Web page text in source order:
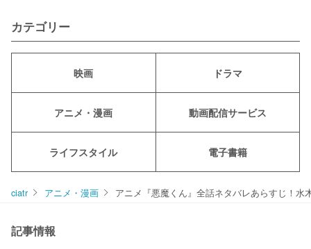
カテゴリー
映画 ドラマ
アニメ・漫画 動画配信サービス
ライフスタイル 電子書籍
ciatr アニメ・漫画 アニメ『悪魔くん』全話ネタバレあらすじ！水
記事情報